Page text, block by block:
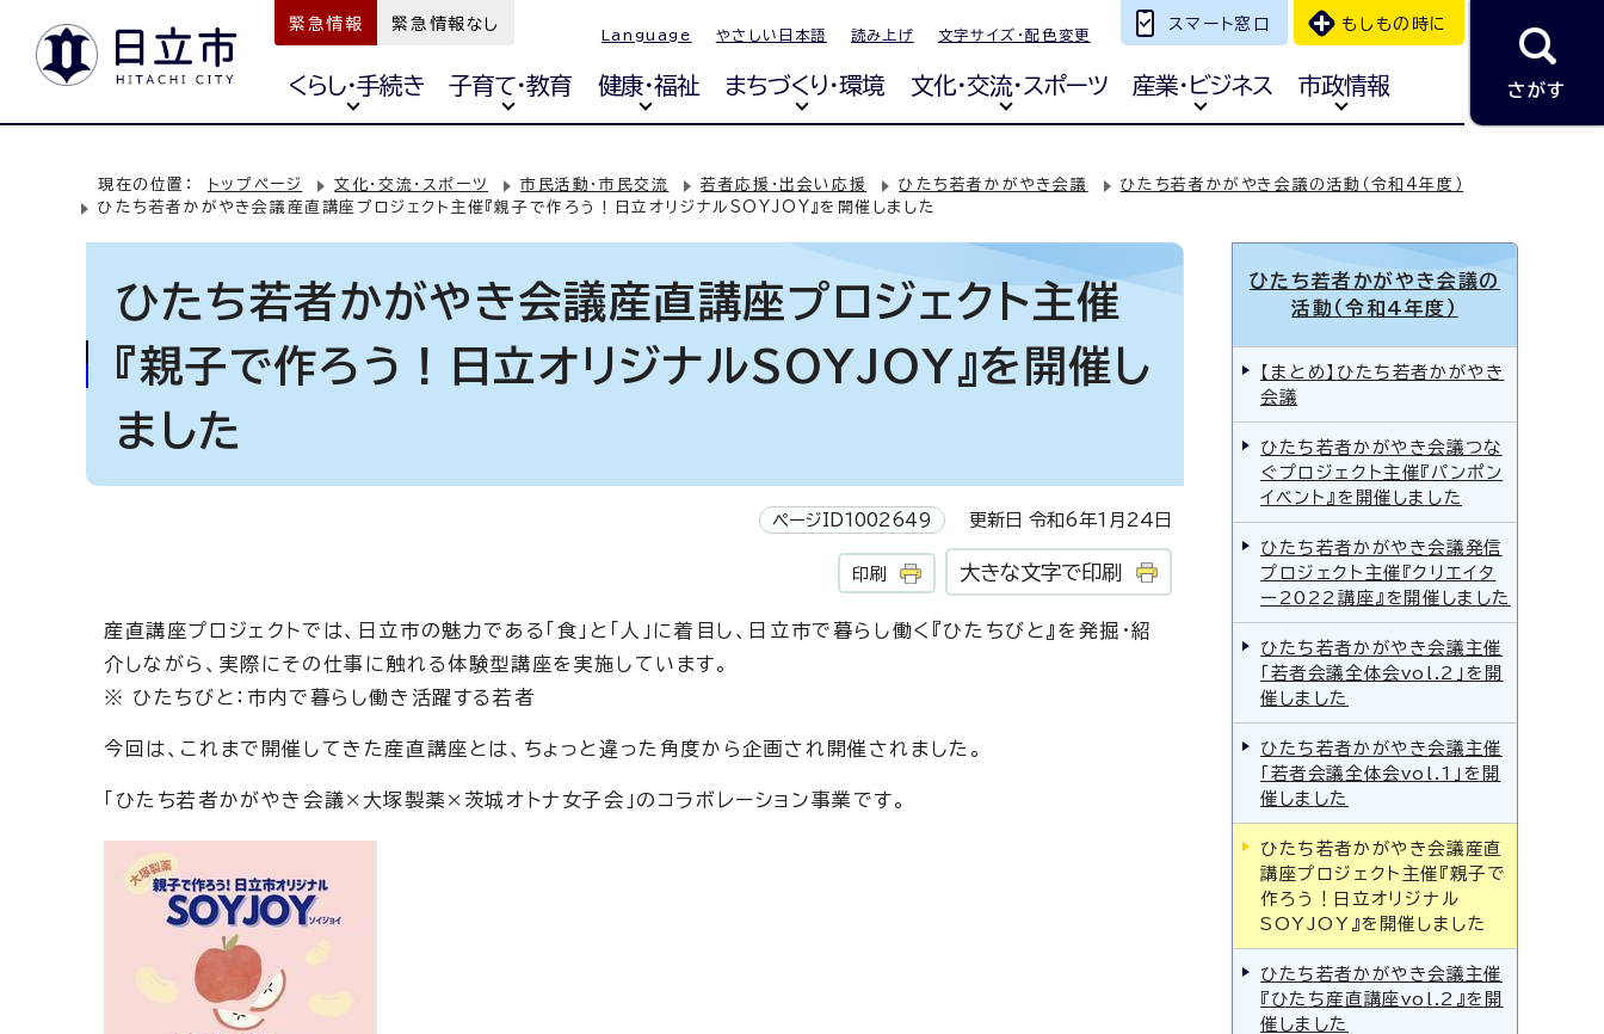
緊急情報 緊急情報なし
Language やさしい日本語 読み上げ 文字サイズ・配色変更
スマート窓口 もしもの時に
くらし・手続き 子育て・教育 健康・福祉 まちづくり・環境 文化・交流・スポーツ 産業・ビジネス 市政情報 さがす
現在の位置： トップページ 文化・交流・スポーツ 市民活動・市民交流 若者応援・出会い応援 ひたち若者かがやき会議
ひたち若者かがやき会議の活動（令和4年度）
ひたち若者かがやき会議産直講座プロジェクト主催『親子で作ろう！日立オリジナルSOYJOY』を開催しました
ひたち若者かがやき会議産直講座プロジェクト主催
『親子で作ろう！日立オリジナルSOYJOY』を開催し
ました
ページID1002649 更新日 令和6年1月24日
印刷 大きな文字で印刷
産直講座プロジェクトでは、日立市の魅力である「食」と「人」に着目し、日立市で暮らし働く『ひたちびと』を発掘・紹
介しながら、実際にその仕事に触れる体験型講座を実施しています。
※ ひたちびと：市内で暮らし働き活躍する若者
今回は、これまで開催してきた産直講座とは、ちょっと違った角度から企画され開催されました。
「ひたち若者かがやき会議×大塚製薬×茨城オトナ女子会」のコラボレーション事業です。
ひたち若者かがやき会議の
活動（令和4年度）
【まとめ】ひたち若者かがやき
会議
ひたち若者かがやき会議つな
ぐプロジェクト主催『パンポン
イベント』を開催しました
ひたち若者かがやき会議発信
プロジェクト主催『クリエイタ
ー2022講座』を開催しました
ひたち若者かがやき会議主催
「若者会議全体会vol.2」を開
催しました
ひたち若者かがやき会議主催
「若者会議全体会vol.1」を開
催しました
ひたち若者かがやき会議産直
講座プロジェクト主催『親子で
作ろう！日立オリジナル
SOYJOY』を開催しました
ひたち若者かがやき会議主催
『ひたち産直講座vol.2』を開
催しました